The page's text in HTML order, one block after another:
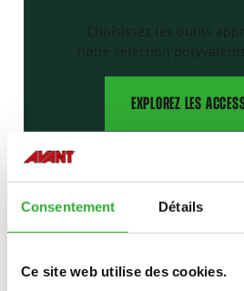
Consentement Détails
Ce site web utilise des cookies.
Choisissez les outils
notre sélection
EXPLOREZ LES
DE NOMBREUSES